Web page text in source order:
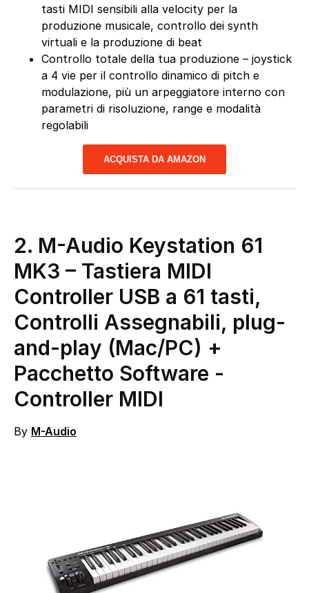
tasti MIDI sensibili alla velocity per la
produzione musicale, controllo dei synth
virtuali e la produzione di beat
Controllo totale della tua produzione – joystick
a 4 vie per il controllo dinamico di pitch e
modulazione, più un arpeggiatore interno con
parametri di risoluzione, range e modalità
regolabili
ACQUISTA DA AMAZON
2. M-Audio Keystation 61
MK3 – Tastiera MIDI
Controller USB a 61 tasti,
Controlli Assegnabili, plug-
and-play (Mac/PC) +
Pacchetto Software -
Controller MIDI
By M-Audio